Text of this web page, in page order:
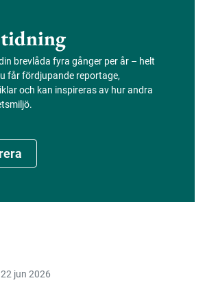
brevlåda fyra gånger per år – helt
får fördjupande reportage,
och kan inspireras av hur andra
22 jun 2026